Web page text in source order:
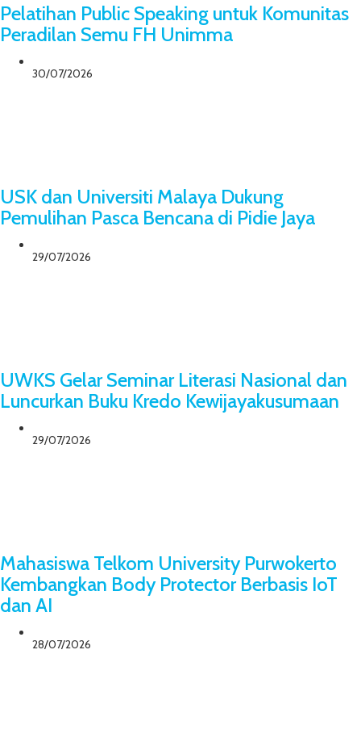
Pelatihan Public Speaking untuk Komunitas
Peradilan Semu FH Unimma
30/07/2026
USK dan Universiti Malaya Dukung
Pemulihan Pasca Bencana di Pidie Jaya
29/07/2026
UWKS Gelar Seminar Literasi Nasional dan
Luncurkan Buku Kredo Kewijayakusumaan
29/07/2026
Mahasiswa Telkom University Purwokerto
Kembangkan Body Protector Berbasis IoT
dan AI
28/07/2026